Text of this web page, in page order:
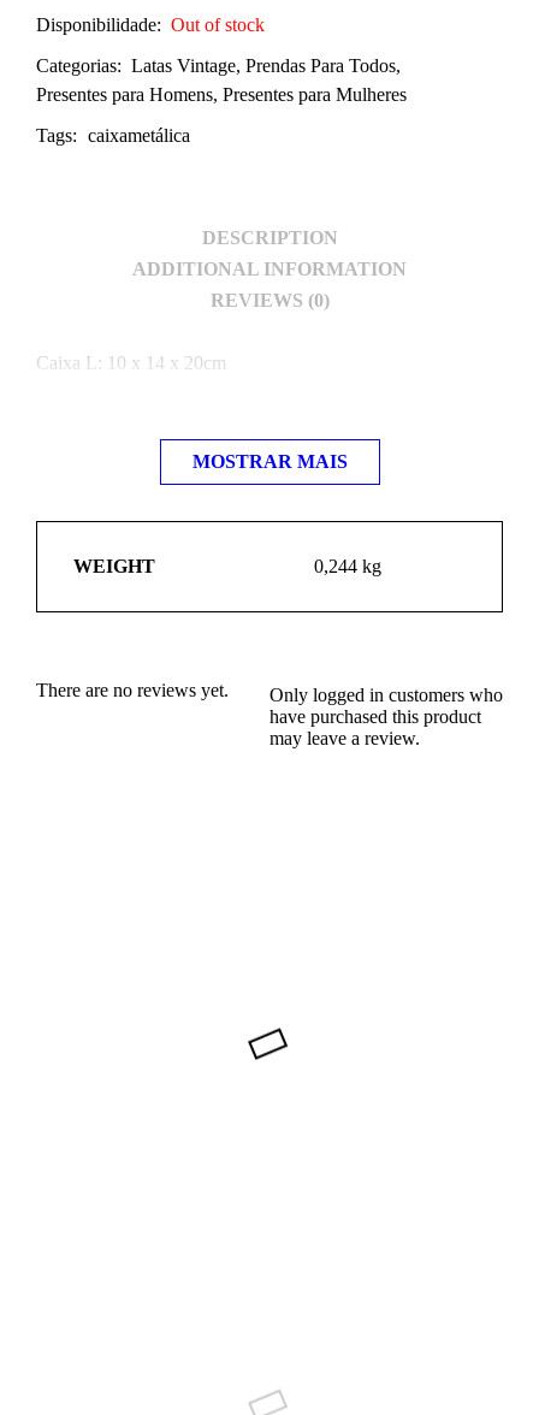
Disponibilidade: Out of stock
Categorias: Latas Vintage, Prendas Para Todos,
Presentes para Homens, Presentes para Mulheres
Tags: caixametálica
DESCRIPTION
ADDITIONAL INFORMATION
REVIEWS (0)
Caixa L: 10 x 14 x 20cm
MOSTRAR MAIS
WEIGHT 0,244 kg
There are no reviews yet.
Only logged in customers who
have purchased this product
may leave a review.